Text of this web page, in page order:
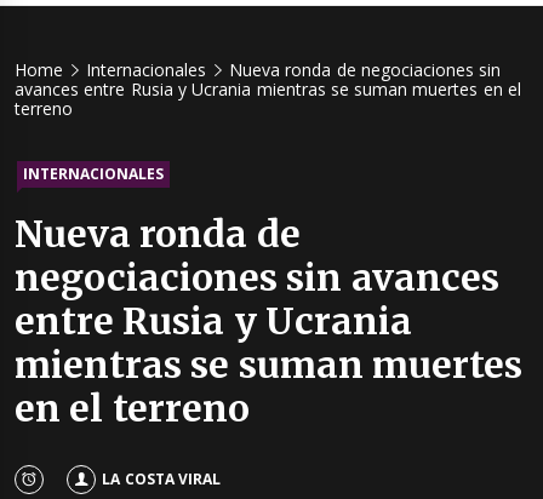
Home Internacionales
Nueva ronda de negociaciones sin
avances entre Rusia y Ucrania mientras se suman muertes en el
terreno
INTERNACIONALES
Nueva ronda de
negociaciones sin avances
entre Rusia y Ucrania
mientras se suman muertes
en el terreno
LA COSTA VIRAL